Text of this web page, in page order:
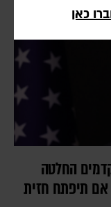
כאן
החלטה
אם תיפתח חזית